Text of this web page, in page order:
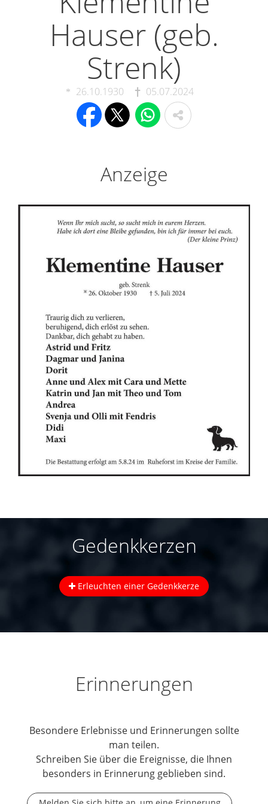
Hauser (geb.
Strenk)
26.10.1930 05.07.2024
Anzeige
Gedenkkerzen
Erleuchten einer Gedenkkerze
Erinnerungen
Besondere Erlebnisse und Erinnerungen sollte
man teilen.
Schreiben Sie über die Ereignisse, die Ihnen
besonders in Erinnerung geblieben sind.